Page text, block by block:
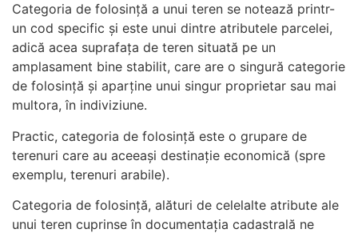
Categoria de folosință a unui teren se notează printr-
un cod specific și este unui dintre atributele parcelei,
adică acea suprafața de teren situată pe un
amplasament bine stabilit, care are o singură categorie
de folosință și aparține unui singur proprietar sau mai
multora, în indiviziune.
Practic, categoria de folosință este o grupare de
terenuri care au aceeași destinație economică (spre
exemplu, terenuri arabile).
Categoria de folosință, alături de celelalte atribute ale
unui teren cuprinse în documentația cadastrală ne